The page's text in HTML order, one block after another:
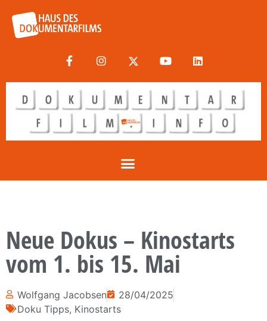
Neue Dokus – Kinostarts
vom 1. bis 15. Mai
Wolfgang Jacobsen
28/04/2025
Doku Tipps, Kinostarts